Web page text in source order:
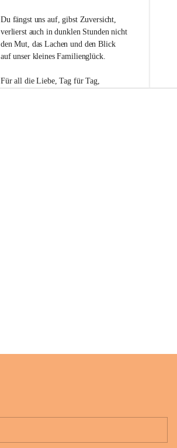
Du fängst uns auf, gibst Zuversicht,
verlierst auch in dunklen Stunden nicht
den Mut, das Lachen und den Blick
auf unser kleines Familienglück.
Für all die Liebe, Tag für Tag,